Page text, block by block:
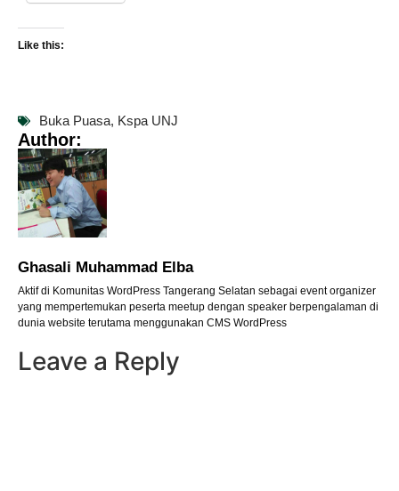
Like this:
Buka Puasa, Kspa UNJ
Author:
Ghasali Muhammad Elba
Aktif di Komunitas WordPress Tangerang Selatan sebagai event organizer
yang mempertemukan peserta meetup dengan speaker berpengalaman di
dunia website terutama menggunakan CMS WordPress
Leave a Reply